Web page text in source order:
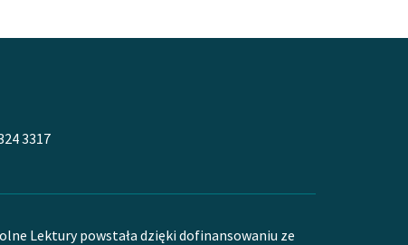
3317
Lektury powstała dzięki dofinansowaniu ze